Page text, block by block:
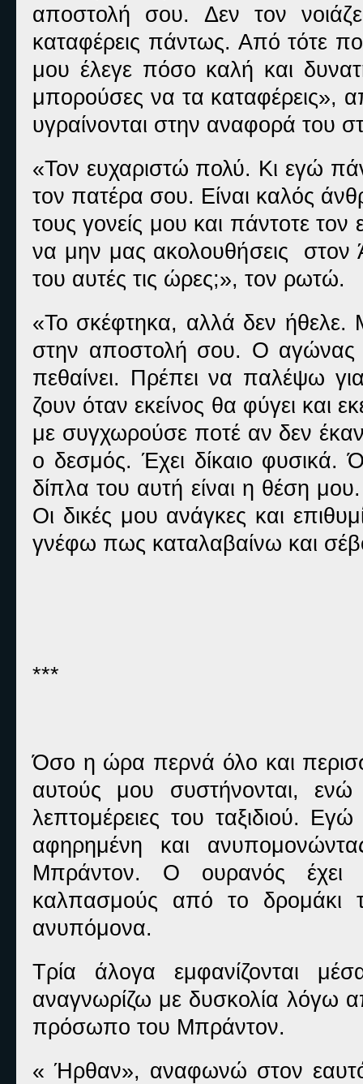
αποστολή σου. Δεν τον
καταφέρεις πάντως. Από τότε
μου έλεγε πόσο καλή και
μπορούσες να τα καταφέρεις»,
υγραίνονται στην αναφορά του
«Τον ευχαριστώ πολύ. Κι εγώ
τον πατέρα σου. Είναι καλός
τους γονείς μου και πάντοτε
να μην μας ακολουθήσεις στον
του αυτές τις ώρες;», τον ρωτώ.
«Το σκέφτηκα, αλλά δεν
στην αποστολή σου. Ο
πεθαίνει. Πρέπει να παλέψω
ζουν όταν εκείνος θα φύγει και
με συγχωρούσε ποτέ αν δεν
ο δεσμός. Έχει δίκαιο
δίπλα του αυτή είναι η θέση
Οι δικές μου ανάγκες και
γνέφω πως καταλαβαίνω και
***
Όσο η ώρα περνά όλο και
αυτούς μου συστήνονται, ενώ
λεπτομέρειες του ταξιδιού.
αφηρημένη και
Μπράντον. Ο ουρανός έχει
καλπασμούς από το δρομάκι
ανυπόμονα.
Τρία άλογα εμφανίζονται
αναγνωρίζω με δυσκολία λόγω
πρόσωπο του Μπράντον.
« Ήρθαν», αναφωνώ στον